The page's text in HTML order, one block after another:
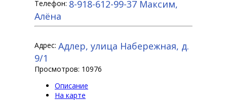
Телефон: 8-918-612-99-37 Максим,
Алёна
Адрес: Адлер, улица Набережная, д.
9/1
Просмотров: 10976
Описание
На карте